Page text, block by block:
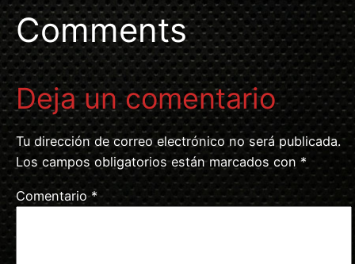
Comments
Deja un comentario
Tu dirección de correo electrónico no será publicada.
Los campos obligatorios están marcados con*
Comentario*